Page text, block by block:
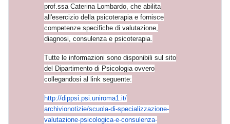
prof.ssa Caterina Lombardo, che abilita
all'esercizio della psicoterapia e fornisce
competenze specifiche di valutazione,
diagnosi, consulenza e psicoterapia.
Tutte le informazioni sono disponibili sul sito
del Dipartimento di Psicologia ovvero
collegandosi al link seguente:
http://dippsi.psi.uniroma1.it/
archivionotizie/scuola-di-specializzazione-
valutazione-psicologica-e-consulenza-